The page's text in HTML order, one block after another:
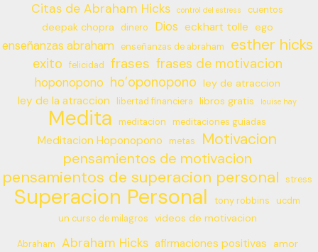
Citas de Abraham Hicks control del estress cuentos
deepak chopra dinero Dios eckhart tolle ego
enseñanzas abraham enseñanzas de abraham esther hicks
exito felicidad frases frases de motivacion
hoponopono ho’oponopono ley de atraccion
ley de la atraccion libertad financiera libros gratis louise hay
Medita meditacion meditaciones guiadas
Meditacion Hoponopono metas Motivacion
pensamientos de motivacion
pensamientos de superacion personal stress
Superacion Personal tony robbins
ucdm
un curso de milagros
videos de motivacion
Abraham Abraham Hicks afirmaciones positivas
amor